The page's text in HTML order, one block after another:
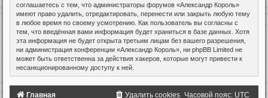
соглашаетесь с тем, что администраторы форумов «Александр Король»
имеют право удалить, отредактировать, перенести или закрыть любую тему
в любое время по своему усмотрению. Как пользователь вы согласны с
тем, что введённая вами информация будет храниться в базе данных. Хотя
эта информация не будет открыта третьим лицам без вашего разрешения,
ни администрация конференции «Александр Король», ни phpBB Limited не
может быть ответственна за действия хакеров, которые могут привести к
несанкционированному доступу к ней.
Главная Часовой пояс: UTC
Удалить cookies